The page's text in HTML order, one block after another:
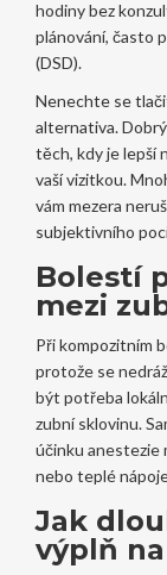
hodiny bez
plánování, často
(DSD).
Nenechte se
alternativa.
těch, kdy je lepší
vaší vizitkou.
vám mezera
subjektivního
Bolestí
mezi
Při kompozitním
protože se
být potřeba
zubní sklovinu.
účinku
nebo teplé
Jak
výplň